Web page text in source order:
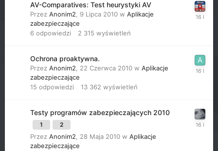
AV-Comparatives: Test heurystyki AV
Przez Anonim2 9 Lipca 2010 w Aplikacje
zabezpieczające
6 odpowiedzi 2 315 wyświetleń
Ochrona proaktywna.
Przez Anonim2 22 Czerwca 2010 w Aplikacje
zabezpieczające
15 odpowiedzi 13 362 wyświetleń
Testy programów zabezpieczających 2010
1 2
Przez Anonim2 28 Maja 2010 w Aplikacje
zabezpieczające